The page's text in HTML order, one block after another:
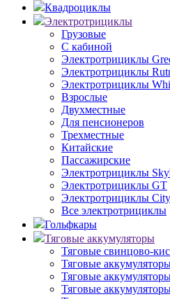
Квадроциклы
Электротрициклы
Грузовые
С кабиной
Электротрициклы
Электротрициклы
Электротрициклы
Взрослые
Двухместные
Для пенсионеров
Трехместные
Китайские
Пассажирские
Электротрициклы
Электротрициклы GT
Электротрициклы
Все электротрициклы
Гольфкары
Тяговые аккумуляторы
Тяговые свинцово-
Тяговые
Тяговые
Тяговые